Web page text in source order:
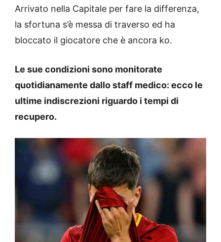
Arrivato nella Capitale per fare la differenza,
la sfortuna s’è messa di traverso ed ha
bloccato il giocatore che è ancora ko.
Le sue condizioni sono monitorate
quotidianamente dallo staff medico: ecco le
ultime indiscrezioni riguardo i tempi di
recupero.